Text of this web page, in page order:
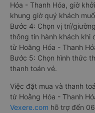
Hóa - Thanh Hóa, giờ
khung giờ quý khách
Bước 4: Chọn vị trí/
thông tin hành khách khi
từ Hoằng Hóa - Thanh
Bước 5: Chọn hình thức
thanh toán vé.
Việc đặt mua và thanh
từ Hoằng Hóa - Thanh
Vexere.com hỗ trợ đến